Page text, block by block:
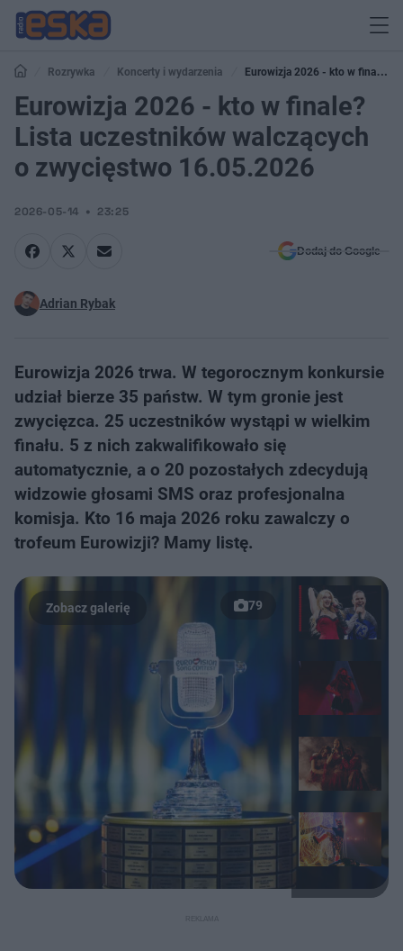
Rozrywka Koncerty i wydarzenia
Eurowizja 2026 - kto w finale?
Lista uczestników walczących o zwycięstwo 16.05.2026
Eurowizja 2026 - kto w finale?
Lista uczestników walczących
o zwycięstwo 16.05.2026
2026-05-14 23:25
Dodaj do Google
Adrian Rybak
Eurowizja 2026 trwa. W tegorocznym konkursie
udział bierze 35 państw. W tym gronie jest
zwycięzca. 25 uczestników wystąpi w wielkim
finału. 5 z nich zakwalifikowało się
automatycznie, a o 20 pozostałych zdecydują
widzowie głosami SMS oraz profesjonalna
komisja. Kto 16 maja 2026 roku zawalczy o
trofeum Eurowizji? Mamy listę.
79